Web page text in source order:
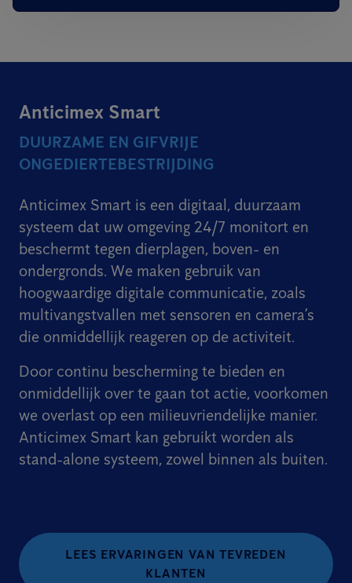
Anticimex Smart
DUURZAME EN GIFVRIJE
ONGEDIERTEBESTRIJDING
Anticimex Smart is een digitaal, duurzaam
systeem dat uw omgeving 24/7 monitort en
beschermt tegen dierplagen, boven- en
ondergronds. We maken gebruik van
hoogwaardige digitale communicatie, zoals
multivangstvallen met sensoren en camera’s
die onmiddellijk reageren op de activiteit.
Door continu bescherming te bieden en
onmiddellijk over te gaan tot actie, voorkomen
we overlast op een milieuvriendelijke manier.
Anticimex Smart kan gebruikt worden als
stand-alone systeem, zowel binnen als buiten.
LEES ERVARINGEN VAN TEVREDEN
KLANTEN